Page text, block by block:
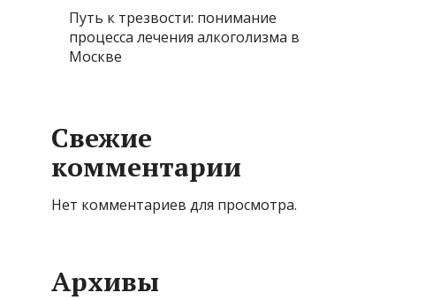
Путь к трезвости: понимание
процесса лечения алкоголизма в
Москве
Свежие
комментарии
Нет комментариев для просмотра.
Архивы